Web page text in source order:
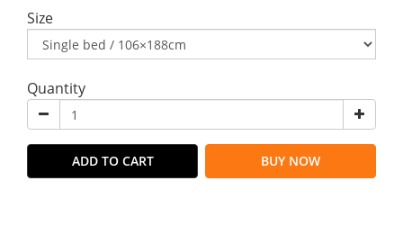
Size
Quantity
ADD TO CART BUY NOW